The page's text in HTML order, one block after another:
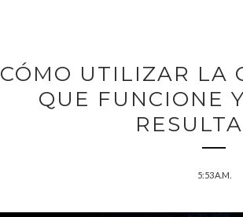
CÓMO UTILIZAR LA
QUE FUNCIONE
5:53 A.M.